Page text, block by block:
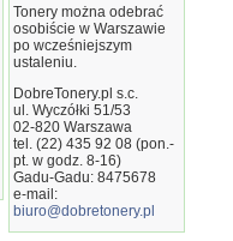
Tonery można odebrać
osobiście w Warszawie
po wcześniejszym
ustaleniu.
DobreTonery.pl s.c.
ul. Wyczółki 51/53
02-820 Warszawa
tel. (22) 435 92 08 (pon.-
pt. w godz. 8-16)
Gadu-Gadu: 8475678
e-mail:
biuro@dobretonery.pl